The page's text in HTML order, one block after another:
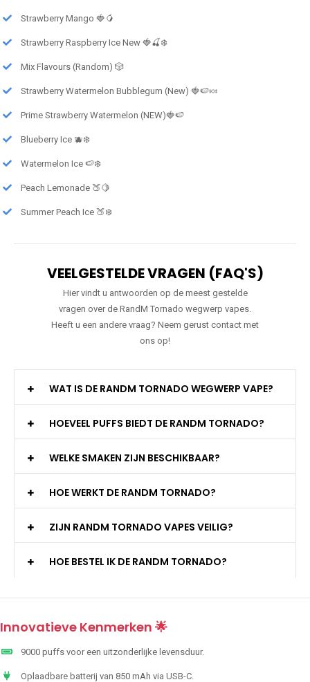
Strawberry Mango 🍓🥭
Strawberry Raspberry Ice New 🍓🍒❄️
Mix Flavours (Random) 🎲
Strawberry Watermelon Bubblegum (New) 🍓🍉🍬
Prime Strawberry Watermelon (NEW)🍓🍉
Blueberry Ice 🫐❄️
Watermelon Ice 🍉❄️
Peach Lemonade 🍑🍋
Summer Peach Ice 🍑❄️
VEELGESTELDE VRAGEN (FAQ'S)
Hier vindt u antwoorden op de meest gestelde
vragen over de RandM Tornado wegwerp vapes.
Heeft u een andere vraag? Neem gerust contact met
ons op!
WAT IS DE RANDM TORNADO WEGWERP VAPE?
HOEVEEL PUFFS BIEDT DE RANDM TORNADO?
WELKE SMAKEN ZIJN BESCHIKBAAR?
HOE WERKT DE RANDM TORNADO?
ZIJN RANDM TORNADO VAPES VEILIG?
HOE BESTEL IK DE RANDM TORNADO?
Innovatieve Kenmerken 🌟
9000 puffs voor een uitzonderlijke levensduur.
Oplaadbare batterij van 850 mAh via USB-C.